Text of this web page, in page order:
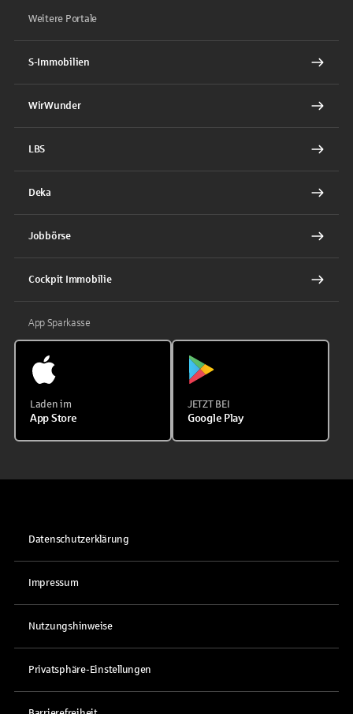
Weitere Portale
S-Immobilien
WirWunder
LBS
Deka
Jobbörse
Cockpit Immobilie
App Sparkasse
Laden im
App Store
JETZT BEI
Google Play
Datenschutzerklärung
Impressum
Nutzungshinweise
Privatsphäre-Einstellungen